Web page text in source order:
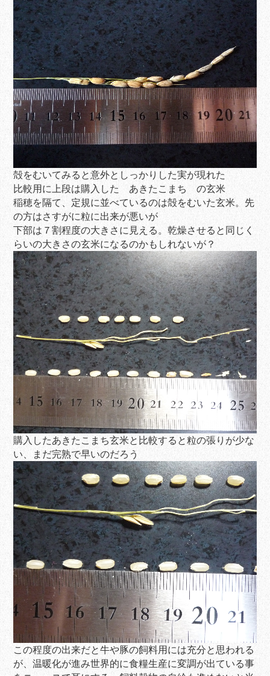
殻をむいてみると意外としっかりした実が現れた
比較用に上段は購入した あきたこまち の玄米
稲穂を隔て、定規に並べているのは殻をむいた玄米。先
の方はさすがに粒に出来が悪いが
下部は７割程度の大きさに見える。乾燥させると同じく
らいの大きさの玄米になるのかもしれないが？
購入したあきたこまち玄米と比較すると粒の張りが少な
い、まだ完熟で早いのだろう
この程度の出来だと牛や豚の飼料用には充分と思われる
が、温暖化が進み世界的に食糧生産に変調が出ている事